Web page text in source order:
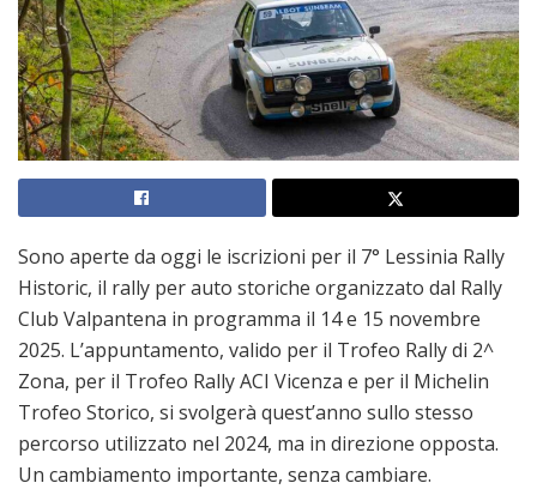
Sono aperte da oggi le iscrizioni per il 7° Lessinia Rally
Historic, il rally per auto storiche organizzato dal Rally
Club Valpantena in programma il 14 e 15 novembre
2025. L’appuntamento, valido per il Trofeo Rally di 2^
Zona, per il Trofeo Rally ACI Vicenza e per il Michelin
Trofeo Storico, si svolgerà quest’anno sullo stesso
percorso utilizzato nel 2024, ma in direzione opposta.
Un cambiamento importante, senza cambiare.